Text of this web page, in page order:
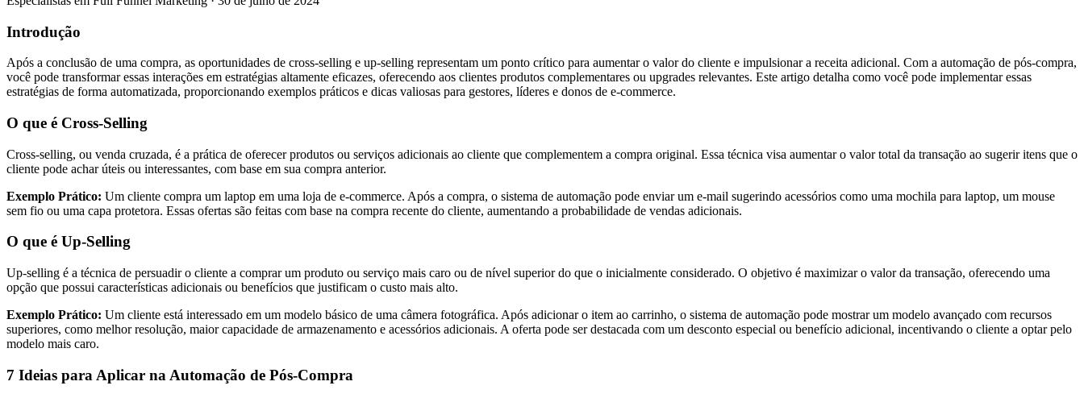
Introdução
Após a conclusão de uma compra, as oportunidades de cross-selling e up-selling representam um ponto crítico para aumentar o valor do cliente e impulsionar a receita adicional. Com a automação de pós-compra,
você pode transformar essas interações em estratégias altamente eficazes, oferecendo aos clientes produtos complementares ou upgrades relevantes. Este artigo detalha como você pode implementar essas
estratégias de forma automatizada, proporcionando exemplos práticos e dicas valiosas para gestores, líderes e donos de e-commerce.
O que é Cross-Selling
Cross-selling, ou venda cruzada, é a prática de oferecer produtos ou serviços adicionais ao cliente que complementem a compra original. Essa técnica visa aumentar o valor total da transação ao sugerir itens que o
cliente pode achar úteis ou interessantes, com base em sua compra anterior.
Exemplo Prático: Um cliente compra um laptop em uma loja de e-commerce. Após a compra, o sistema de automação pode enviar um e-mail sugerindo acessórios como uma mochila para laptop, um mouse
sem fio ou uma capa protetora. Essas ofertas são feitas com base na compra recente do cliente, aumentando a probabilidade de vendas adicionais.
O que é Up-Selling
Up-selling é a técnica de persuadir o cliente a comprar um produto ou serviço mais caro ou de nível superior do que o inicialmente considerado. O objetivo é maximizar o valor da transação, oferecendo uma
opção que possui características adicionais ou benefícios que justificam o custo mais alto.
Exemplo Prático: Um cliente está interessado em um modelo básico de uma câmera fotográfica. Após adicionar o item ao carrinho, o sistema de automação pode mostrar um modelo avançado com recursos
superiores, como melhor resolução, maior capacidade de armazenamento e acessórios adicionais. A oferta pode ser destacada com um desconto especial ou benefício adicional, incentivando o cliente a optar pelo
modelo mais caro.
7 Ideias para Aplicar na Automação de Pós-Compra